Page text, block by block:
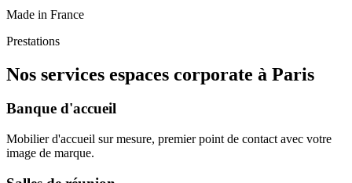
Made in France
Prestations
Nos services espaces corporate à Paris
Banque d'accueil
Mobilier d'accueil sur mesure, premier point de contact avec votre
image de marque.